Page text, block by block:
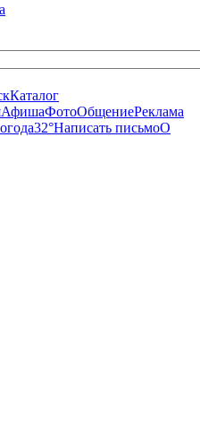
Каталог
АфишаФотоОбщениеРеклама
32°Написать письмоО